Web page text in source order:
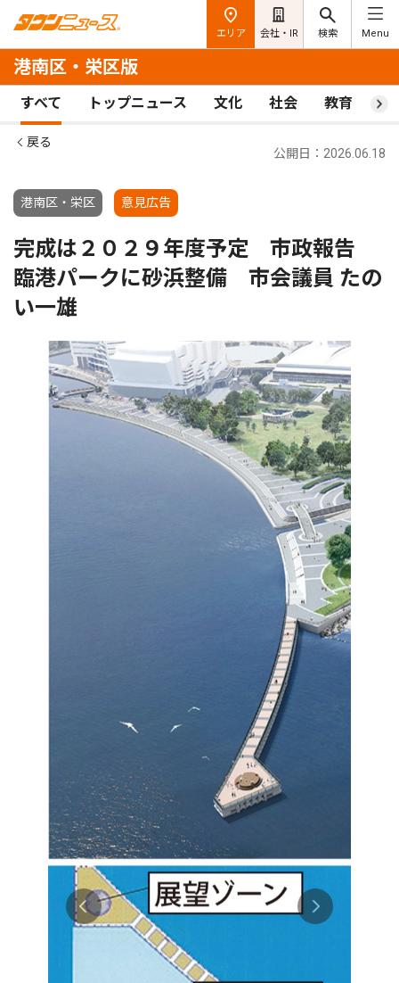
エリア 会社・IR 検索 Menu
港南区・栄区版
すべて トップニュース 文化 社会 教育 ス
戻る
港南区・栄区 意見広告
公開日：2026.06.18
完成は２０２９年度予定 市政報告
臨港パークに砂浜整備 市会議員 たの
い一雄